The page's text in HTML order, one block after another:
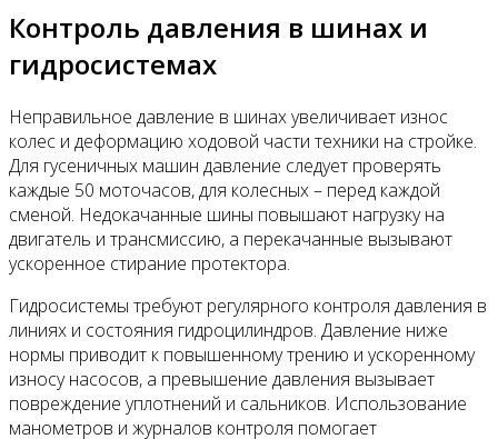
Контроль давления в шинах и
гидросистемах
Неправильное давление в шинах увеличивает износ
колес и деформацию ходовой части техники на стройке.
Для гусеничных машин давление следует проверять
каждые 50 моточасов, для колесных – перед каждой
сменой. Недокачанные шины повышают нагрузку на
двигатель и трансмиссию, а перекачанные вызывают
ускоренное стирание протектора.
Гидросистемы требуют регулярного контроля давления в
линиях и состояния гидроцилиндров. Давление ниже
нормы приводит к повышенному трению и ускоренному
износу насосов, а превышение давления вызывает
повреждение уплотнений и сальников. Использование
манометров и журналов контроля помогает